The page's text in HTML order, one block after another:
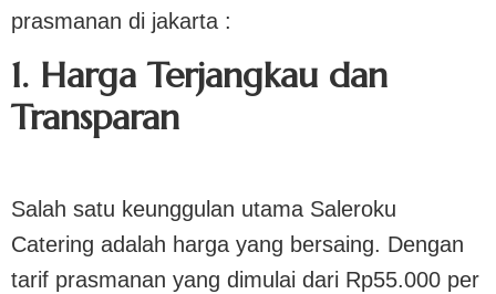
prasmanan di jakarta :
1. Harga Terjangkau dan
Transparan
Salah satu keunggulan utama Saleroku
Catering adalah harga yang bersaing. Dengan
tarif prasmanan yang dimulai dari Rp55.000 per